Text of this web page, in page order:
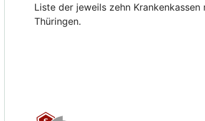
Liste der jeweils zehn
Thüringen.